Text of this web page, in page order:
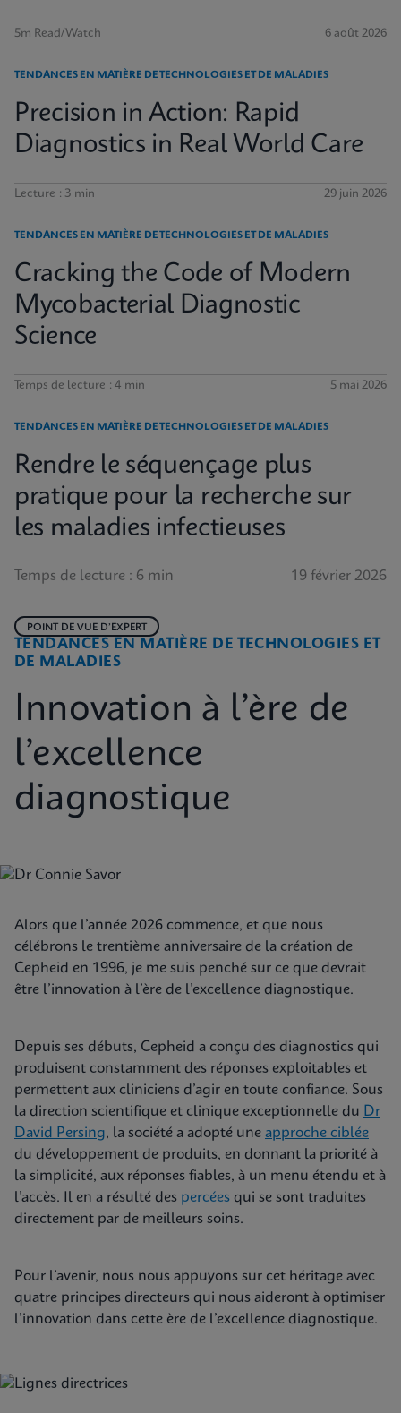
5m Read/Watch 6 août 2026
TENDANCES EN MATIÈRE DE TECHNOLOGIES ET DE MALADIES
Precision in Action: Rapid
Diagnostics in Real World Care
Lecture : 3 min 29 juin 2026
TENDANCES EN MATIÈRE DE TECHNOLOGIES ET DE MALADIES
Cracking the Code of Modern
Mycobacterial Diagnostic
Science
Temps de lecture : 4 min 5 mai 2026
TENDANCES EN MATIÈRE DE TECHNOLOGIES ET DE MALADIES
Rendre le séquençage plus
pratique pour la recherche sur
les maladies infectieuses
Temps de lecture : 6 min 19 février 2026
TENDANCES EN MATIÈRE DE TECHNOLOGIES ET
DE MALADIES
POINT DE VUE D’EXPERT
Innovation à l’ère de
l’excellence
diagnostique
Alors que l’année 2026 commence, et que nous
célébrons le trentième anniversaire de la création de
Cepheid en 1996, je me suis penché sur ce que devrait
être l’innovation à l’ère de l’excellence diagnostique.
Depuis ses débuts, Cepheid a conçu des diagnostics qui
produisent constamment des réponses exploitables et
permettent aux cliniciens d’agir en toute confiance. Sous
la direction scientifique et clinique exceptionnelle du Dr
David Persing, la société a adopté une approche ciblée
du développement de produits, en donnant la priorité à
la simplicité, aux réponses fiables, à un menu étendu et à
l’accès. Il en a résulté des percées qui se sont traduites
directement par de meilleurs soins.
Pour l’avenir, nous nous appuyons sur cet héritage avec
quatre principes directeurs qui nous aideront à optimiser
l’innovation dans cette ère de l’excellence diagnostique.